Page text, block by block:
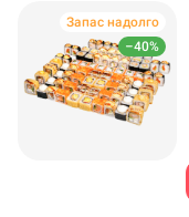
–40%
Запас надолго